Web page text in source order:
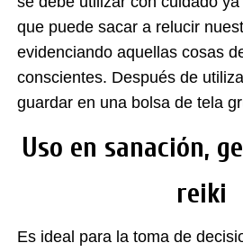
que puede sacar a relucir
evidenciando aquellas cosas
conscientes. Después de
guardar en una bolsa de tela
Uso en sanación,
reiki
Es ideal para la toma de